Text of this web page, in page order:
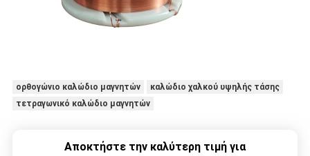
ορθογώνιο καλώδιο μαγνητών
καλώδιο χαλκού υψηλής τάσης
τετραγωνικό καλώδιο μαγνητών
Αποκτήστε την καλύτερη τιμή για